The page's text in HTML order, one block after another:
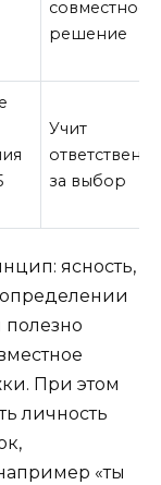
совместное
решение
Учит
за выбор
ясность,
определении
При этом
личность
«ты